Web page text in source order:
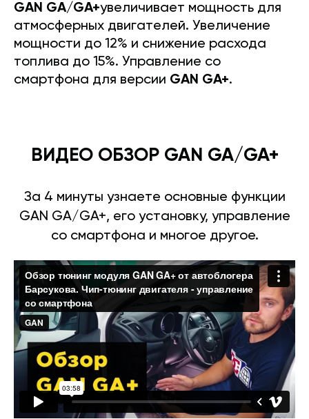
GAN GA/GA+увеличивает мощность для
атмосферных двигателей. Увеличение
мощности до 12% и снижение расхода
топлива до 15%. Управление со
смартфона для версии GAN GA+.
ВИДЕО ОБЗОР GAN GA/GA+
За 4 минуты узнаете основные функции
GAN GA/GA+, его установку, управление
со смартфона и многое другое.